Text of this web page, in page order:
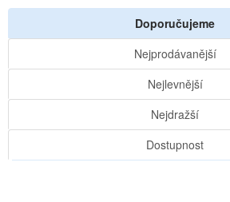
Doporučujeme
Nejprodávanější
Nejlevnější
Nejdražší
Dostupnost